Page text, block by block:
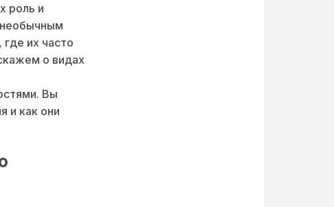
роль и
их часто
о видах
Вы
и как они